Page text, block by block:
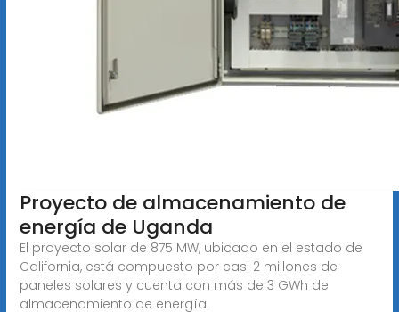
Proyecto de almacenamiento de
energía de Uganda
El proyecto solar de 875 MW, ubicado en el estado de
California, está compuesto por casi 2 millones de
paneles solares y cuenta con más de 3 GWh de
almacenamiento de energía.